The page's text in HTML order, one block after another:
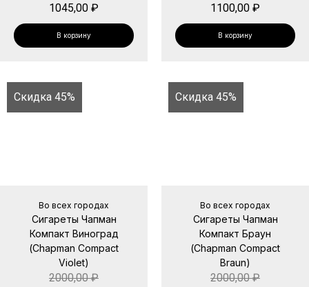
1045,00 ₽
В корзину
1100,00 ₽
В корзину
Скидка 45%
Во всех городах
Сигареты Чапман
Компакт Виноград
(Chapman Compact
Violet)
2000,00₽
Скидка 45%
Во всех городах
Сигареты Чапман
Компакт Браун
(Chapman Compact
Braun)
2000,00₽